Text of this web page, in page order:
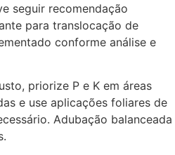
seguir recomendação
para translocação de
conforme análise e
priorize P e K em áreas
e use aplicações foliares de
Adubação balanceada